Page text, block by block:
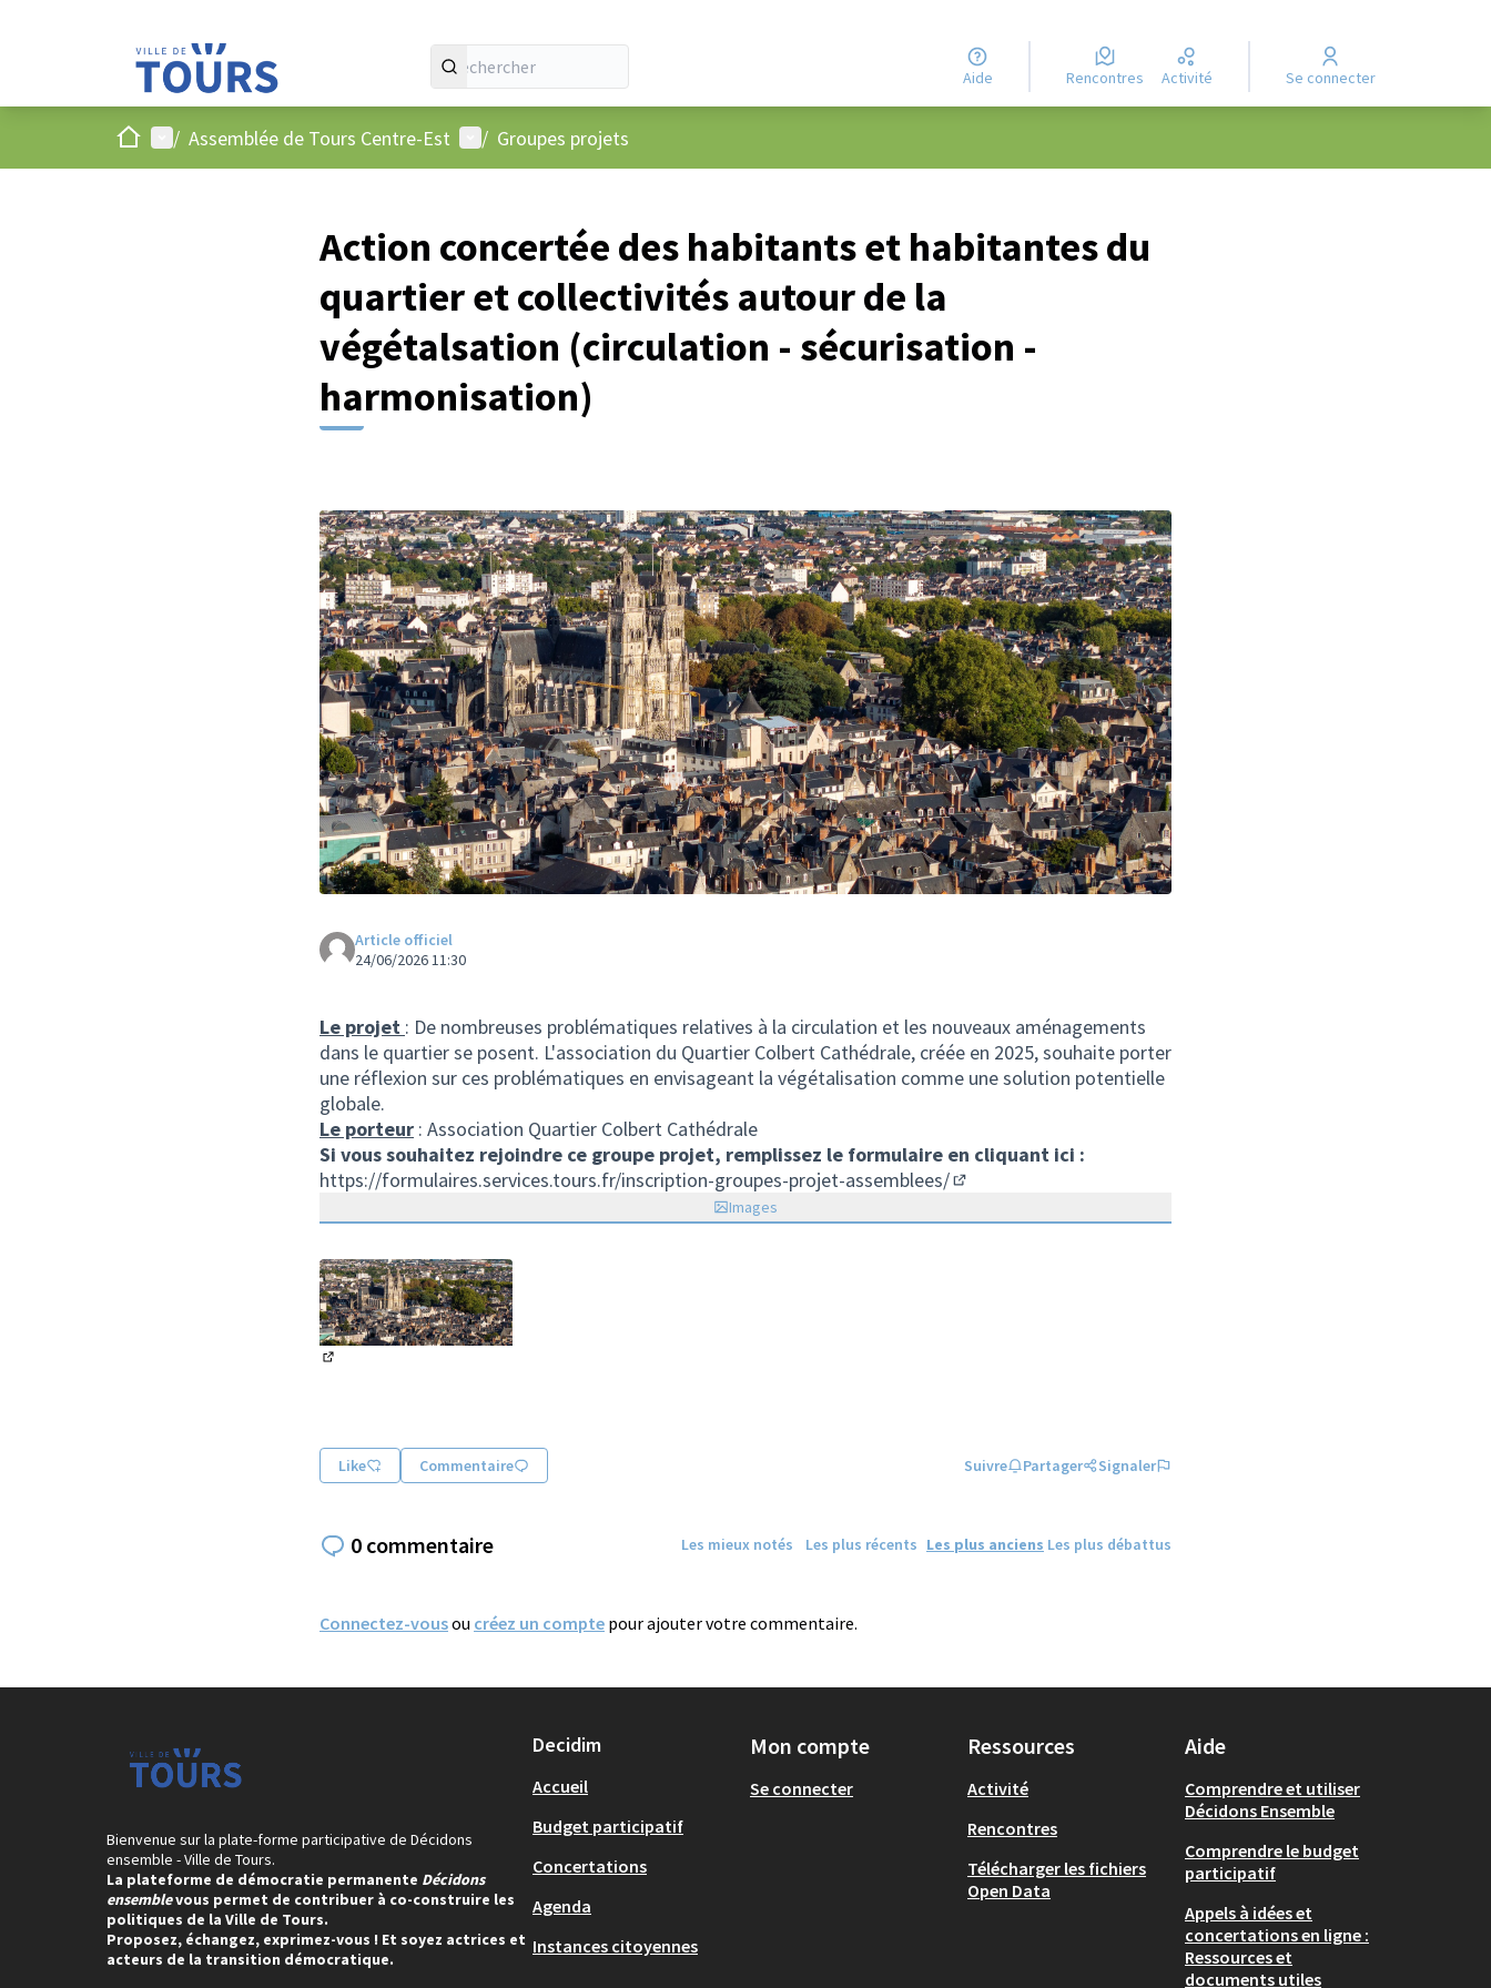
Aide Rencontres Activité Se connecter
AccueilMenu principal
/ Assemblée de Tours Centre-Est Menu utilisateur
/ Groupes projets
Action concertée des habitants et habitantes du
quartier et collectivités autour de la
végétalsation (circulation - sécurisation -
harmonisation)
Article officiel
24/06/2026 11:30
Le projet : De nombreuses problématiques relatives à la circulation et les nouveaux aménagements
dans le quartier se posent. L'association du Quartier Colbert Cathédrale, créée en 2025, souhaite porter
une réflexion sur ces problématiques en envisageant la végétalisation comme une solution potentielle
globale.
Le porteur : Association Quartier Colbert Cathédrale
Si vous souhaitez rejoindre ce groupe projet, remplissez le formulaire en cliquant ici :
https://formulaires.services.tours.fr/inscription-groupes-projet-assemblees/
Images
Like Commentaire Suivre Partager Signaler
0 commentaire Les mieux notés Les plus récents Les plus anciens Les plus débattus
Connectez-vousou créez un compte pour ajouter votre commentaire.
Bienvenue sur la plate-forme participative de Décidons
ensemble - Ville de Tours.
La plateforme de démocratie permanente Décidons
ensemblevous permet de contribuer à co-construire les
politiques de la Ville de Tours.
Proposez, échangez, exprimez-vous ! Et soyez actrices et
acteurs de la transition démocratique.
Decidim
Accueil
Budget participatif
Concertations
Agenda
Instances citoyennes
Mon compte
Se connecter
Ressources
Activité
Rencontres
Télécharger les fichiers
Open Data
Aide
Comprendre et utiliser
Décidons Ensemble
Comprendre le budget
participatif
Appels à idées et
concertations en ligne :
Ressources et
documents utiles